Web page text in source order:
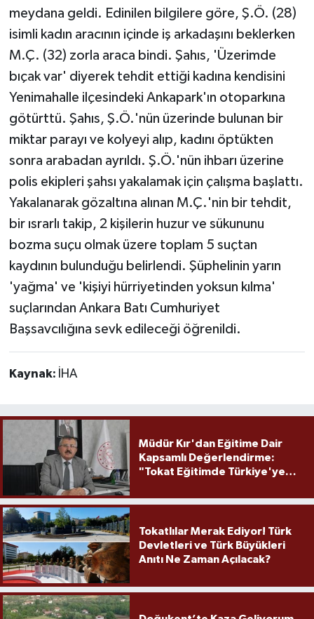
meydana geldi. Edinilen bilgilere göre, Ş.Ö. (28)
isimli kadın aracının içinde iş arkadaşını beklerken
M.Ç. (32) zorla araca bindi. Şahıs, 'Üzerimde
bıçak var' diyerek tehdit ettiği kadına kendisini
Yenimahalle ilçesindeki Ankapark'ın otoparkına
götürttü. Şahıs, Ş.Ö.'nün üzerinde bulunan bir
miktar parayı ve kolyeyi alıp, kadını öptükten
sonra arabadan ayrıldı. Ş.Ö.'nün ihbarı üzerine
polis ekipleri şahsı yakalamak için çalışma başlattı.
Yakalanarak gözaltına alınan M.Ç.'nin bir tehdit,
bir ısrarlı takip, 2 kişilerin huzur ve sükununu
bozma suçu olmak üzere toplam 5 suçtan
kaydının bulunduğu belirlendi. Şüphelinin yarın
'yağma' ve 'kişiyi hürriyetinden yoksun kılma'
suçlarından Ankara Batı Cumhuriyet
Başsavcılığına sevk edileceği öğrenildi.
Kaynak: İHA
Müdür Kır'dan Eğitime Dair
Kapsamlı Değerlendirme:
"Tokat Eğitimde Türkiye'ye
Tokatlılar Merak Ediyor! Türk
Devletleri ve Türk Büyükleri
Anıtı Ne Zaman Açılacak?